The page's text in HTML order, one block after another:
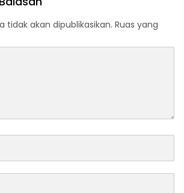
tidak akan dipublikasikan. Ruas yang